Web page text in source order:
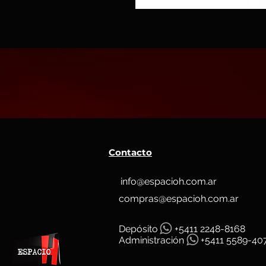
Contacto
info@espacioh.com.ar
compras@espacioh.com.ar
Depósito
+5411 2248-8168
Administración
+5411 5589-